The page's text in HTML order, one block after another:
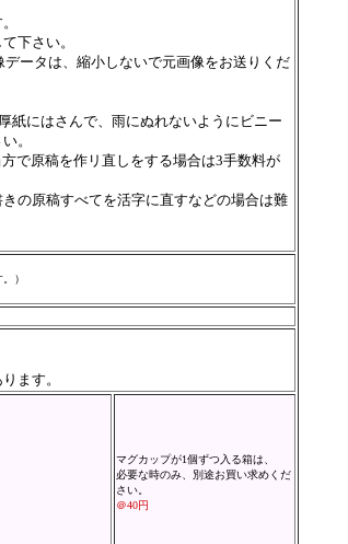
下さい。
ータは、縮小しないで元画像をお送りくだ
紙にはさんで、雨にぬれないようにビニー
。
で原稿を作リ直しをする場合は3手数料が
の原稿すべてを活字に直すなどの場合は難
）
ます。
マグカップが1個ずつ入る箱は、
必要な時のみ、別途お買い求めくだ
さい。
＠40円